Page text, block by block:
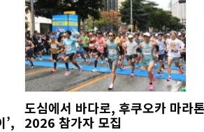
’,
도심에서 바다로, 후쿠오카 마라톤
2026 참가자 모집